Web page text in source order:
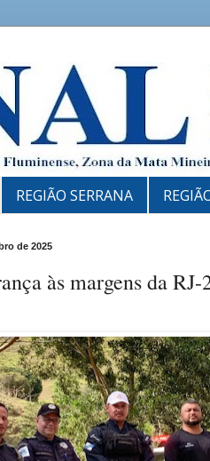
REGIÃO SERRANA
de 2025
às margens da RJ-